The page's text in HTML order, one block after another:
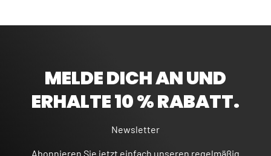
MELDE DICH AN UND
ERHALTE 10 % RABATT.
Newsletter
Abonnieren Sie jetzt einfach unseren regelmäßig